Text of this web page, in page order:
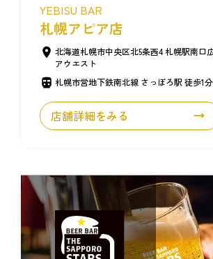
YEBISU BAR
札幌アピア店
北海道札幌市中央区北5条西4 札幌駅南口
アウエスト
札幌市営地下鉄南北線 さっぽろ駅 徒歩1分
店舗詳細をみる